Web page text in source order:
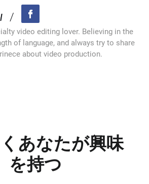
/
video editing lover. Believing in the
of language, and always try to share
about video production.
あなたが興味
を持つ